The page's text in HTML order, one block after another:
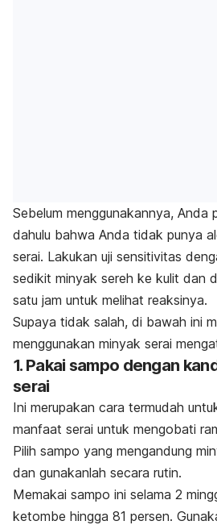
Sebelum menggunakannya, Anda
dahulu bahwa Anda tidak punya
serai. Lakukan uji sensitivitas
sedikit minyak sereh ke kulit dan
satu jam untuk melihat reaksinya.
Supaya tidak salah, di bawah ini
menggunakan minyak serai
1. Pakai sampo dengan
serai
Ini merupakan cara termudah
manfaat serai untuk mengobati
Pilih sampo yang mengandung
dan gunakanlah secara rutin.
Memakai sampo ini selama 2
ketombe hingga 81 persen.